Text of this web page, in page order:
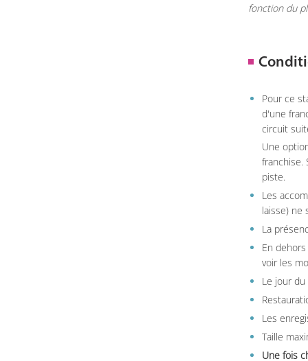
fonction du
Pour ce
d'une
circuit
Une
franchise.
piste.
Les
laisse) ne
La
En
voir les
Le jour
Les
Taille
Une fois